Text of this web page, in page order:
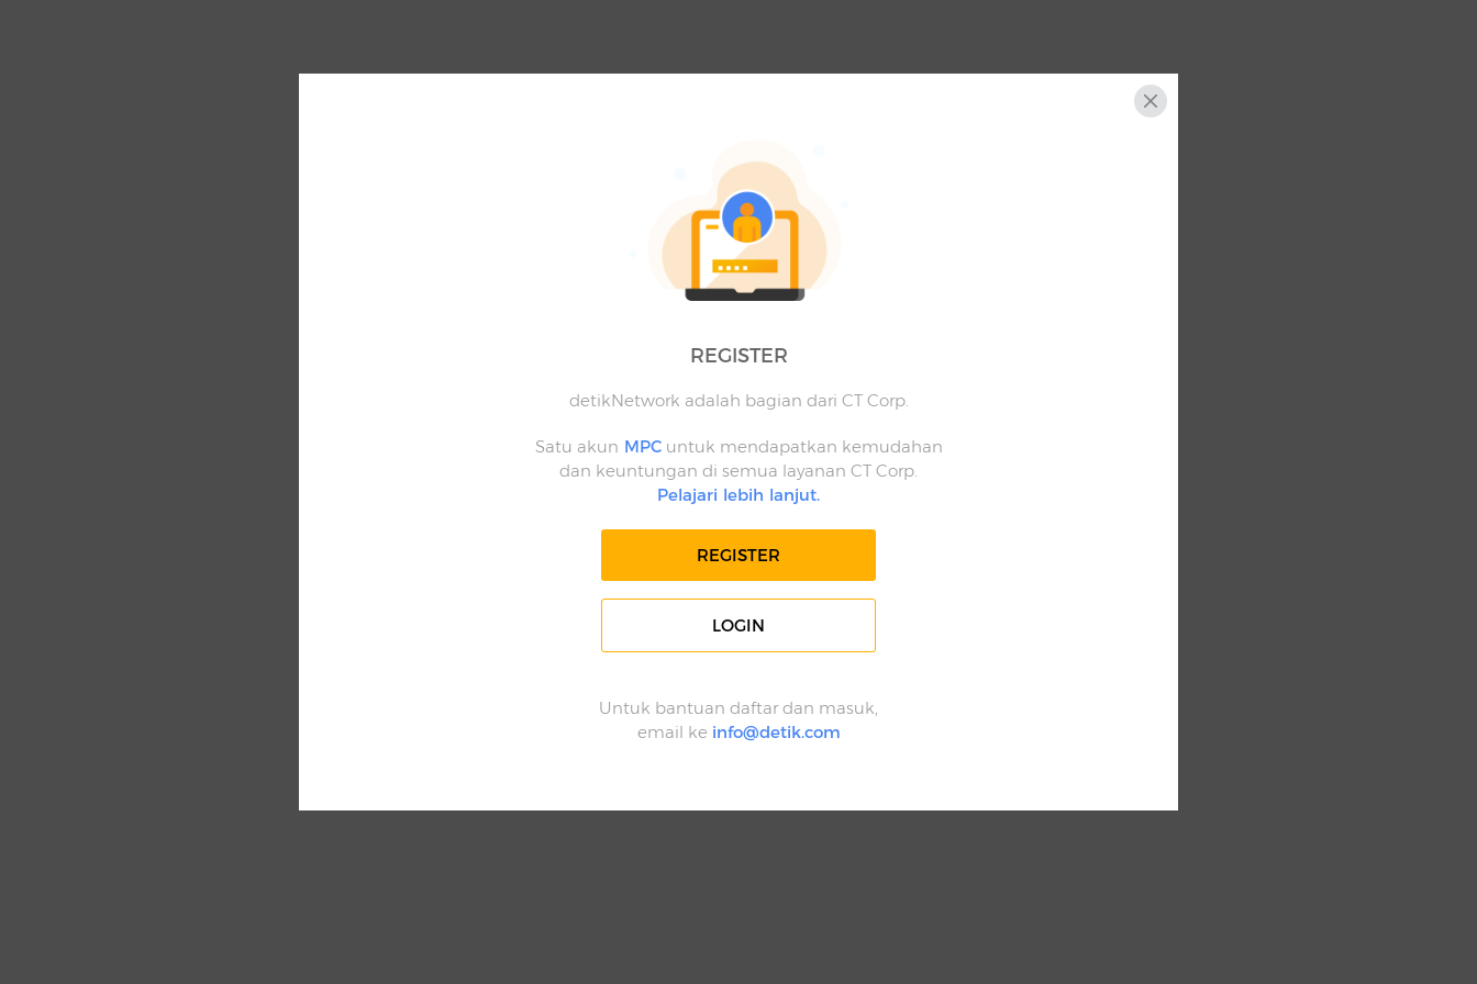
REGISTER
detikNetwork adalah bagian dari CT Corp.
Satu akun MPCuntuk mendapatkan kemudahan
dan keuntungan di semua layanan CT Corp.
Pelajari lebih lanjut.
REGISTER
LOGIN
Untuk bantuan daftar dan masuk,
email ke info@detik.com